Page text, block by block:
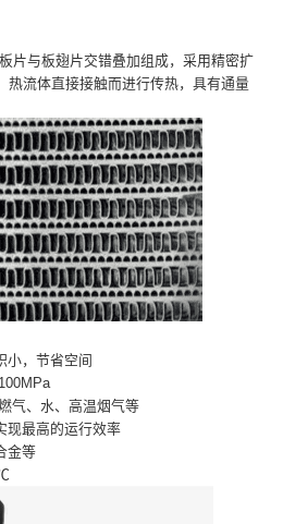
片与板翅片交错叠加组成，采用精密扩
热流体直接接触而进行传热，具有通量
小，节省空间
气、水、高温烟气等
现最高的运行效率
金等